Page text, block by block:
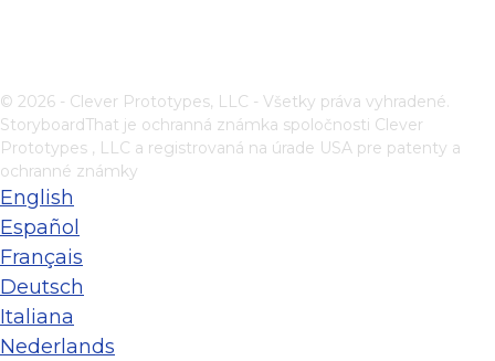
© 2026 - Clever Prototypes, LLC - Všetky práva vyhradené.
StoryboardThat je ochranná známka spoločnosti Clever
Prototypes , LLC a registrovaná na úrade USA pre patenty a
ochranné známky
English
Español
Français
Deutsch
Italiana
Nederlands